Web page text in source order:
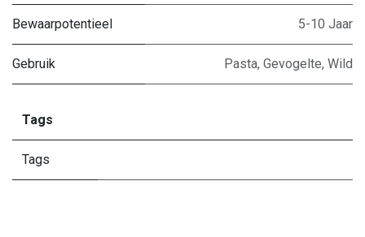
Bewaarpotentieel 5-10 Jaar
Gebruik Pasta, Gevogelte, Wild
Tags
Tags